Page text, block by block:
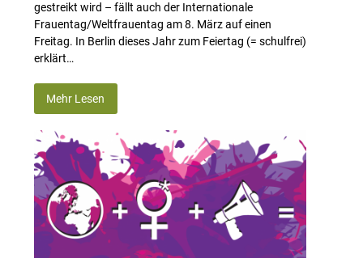
gestreikt wird – fällt auch der Internationale
Frauentag/Weltfrauentag am 8. März auf einen
Freitag. In Berlin dieses Jahr zum Feiertag (= schulfrei)
erklärt…
Mehr Lesen